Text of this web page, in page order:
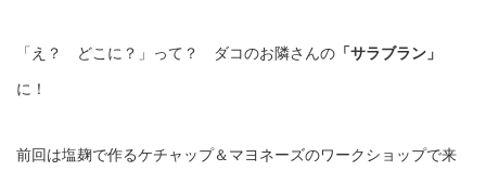
「え？ どこに？」って？ ダコのお隣さんの 「サラブラン」
に！
前回は塩麹で作るケチャップ＆マヨネーズのワークショップで来